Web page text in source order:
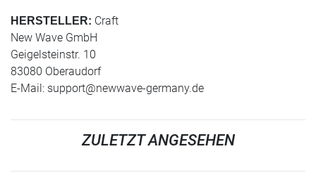
HERSTELLER: Craft
New Wave GmbH
Geigelsteinstr. 10
83080 Oberaudorf
E-Mail: support@newwave-germany.de
ZULETZT ANGESEHEN